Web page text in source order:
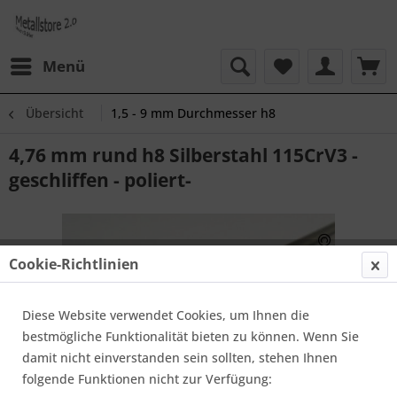
Menü
Übersicht 1,5 - 9 mm Durchmesser h8
4,76 mm rund h8 Silberstahl 115CrV3 -
geschliffen - poliert-
Cookie-Richtlinien
Diese Website verwendet Cookies, um Ihnen die
bestmögliche Funktionalität bieten zu können. Wenn Sie
damit nicht einverstanden sein sollten, stehen Ihnen
folgende Funktionen nicht zur Verfügung: